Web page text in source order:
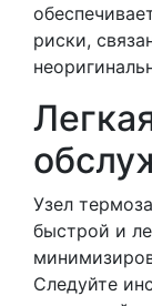
риски,
Узел
быстрой и
Следуйте